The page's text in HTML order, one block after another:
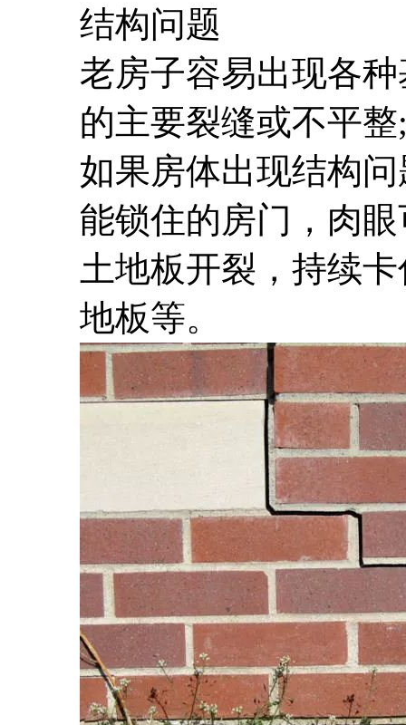
结构问题
老房子容易出现各
的主要裂缝或不平
如果房体出现结构
能锁住的房门，肉
土地板开裂，持续
地板等。